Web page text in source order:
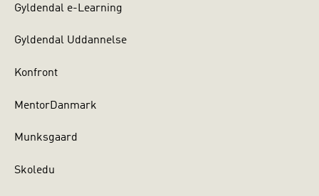
Gyldendal e-Learning
Gyldendal Uddannelse
Konfront
MentorDanmark
Munksgaard
Skoledu